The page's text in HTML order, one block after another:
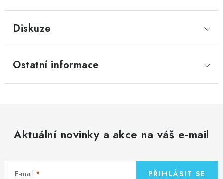
Diskuze
Ostatní informace
Aktuální novinky a akce na váš e-mail
E-mail PŘIHLÁSIT SE